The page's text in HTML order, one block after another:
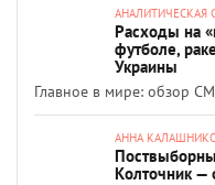
АНАЛИТИЧЕСКАЯ
Расходы на
футболе,
Украины
Главное в мире: обзор
АННА
Колточник —